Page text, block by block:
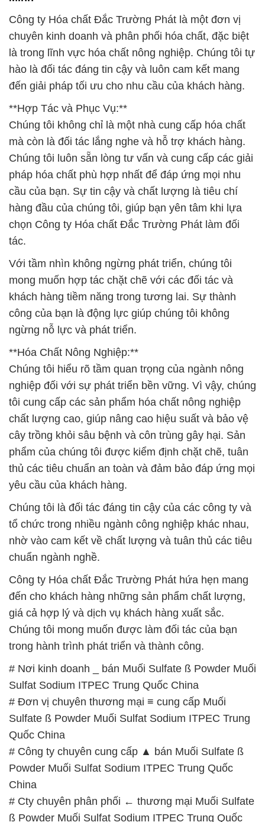
Công ty Hóa chất Đắc Trường Phát là một đơn vị
chuyên kinh doanh và phân phối hóa chất, đặc biệt
là trong lĩnh vực hóa chất nông nghiệp. Chúng tôi tự
hào là đối tác đáng tin cậy và luôn cam kết mang
đến giải pháp tối ưu cho nhu cầu của khách hàng.
**Hợp Tác và Phục Vụ:**
Chúng tôi không chỉ là một nhà cung cấp hóa chất
mà còn là đối tác lắng nghe và hỗ trợ khách hàng.
Chúng tôi luôn sẵn lòng tư vấn và cung cấp các giải
pháp hóa chất phù hợp nhất để đáp ứng mọi nhu
cầu của bạn. Sự tin cậy và chất lượng là tiêu chí
hàng đầu của chúng tôi, giúp bạn yên tâm khi lựa
chọn Công ty Hóa chất Đắc Trường Phát làm đối
tác.
Với tầm nhìn không ngừng phát triển, chúng tôi
mong muốn hợp tác chặt chẽ với các đối tác và
khách hàng tiềm năng trong tương lai. Sự thành
công của bạn là động lực giúp chúng tôi không
ngừng nỗ lực và phát triển.
**Hóa Chất Nông Nghiệp:**
Chúng tôi hiểu rõ tầm quan trọng của ngành nông
nghiệp đối với sự phát triển bền vững. Vì vậy, chúng
tôi cung cấp các sản phẩm hóa chất nông nghiệp
chất lượng cao, giúp nâng cao hiệu suất và bảo vệ
cây trồng khỏi sâu bệnh và côn trùng gây hại. Sản
phẩm của chúng tôi được kiểm định chặt chẽ, tuân
thủ các tiêu chuẩn an toàn và đảm bảo đáp ứng mọi
yêu cầu của khách hàng.
Chúng tôi là đối tác đáng tin cậy của các công ty và
tổ chức trong nhiều ngành công nghiệp khác nhau,
nhờ vào cam kết về chất lượng và tuân thủ các tiêu
chuẩn ngành nghề.
Công ty Hóa chất Đắc Trường Phát hứa hẹn mang
đến cho khách hàng những sản phẩm chất lượng,
giá cả hợp lý và dịch vụ khách hàng xuất sắc.
Chúng tôi mong muốn được làm đối tác của bạn
trong hành trình phát triển và thành công.
# Nơi kinh doanh _ bán Muối Sulfate ß Powder Muối
Sulfat Sodium ITPEC Trung Quốc China
# Đơn vị chuyên thương mại ≡ cung cấp Muối
Sulfate ß Powder Muối Sulfat Sodium ITPEC Trung
Quốc China
# Công ty chuyên cung cấp ▲ bán Muối Sulfate ß
Powder Muối Sulfat Sodium ITPEC Trung Quốc
China
# Cty chuyên phân phối ← thương mại Muối Sulfate
ß Powder Muối Sulfat Sodium ITPEC Trung Quốc